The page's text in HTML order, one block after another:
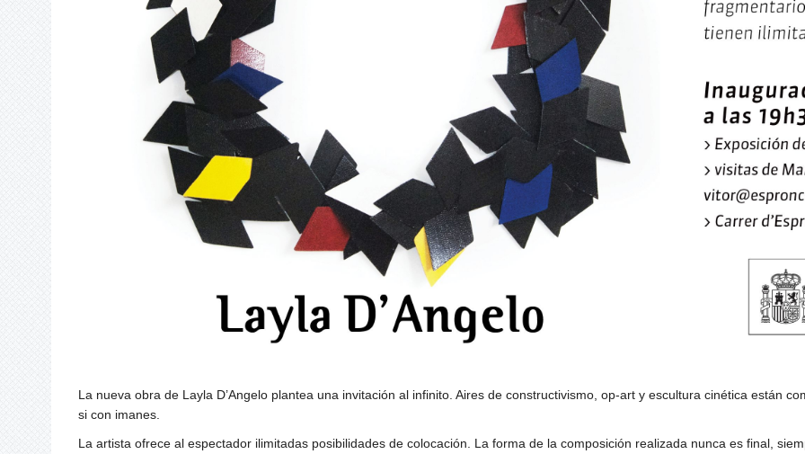
La nueva obra de Layla D’Angelo plantea una invitación al infinito. Aires de constructivismo, op-art y escultura cinética están
si con imanes.
La artista ofrece al espectador ilimitadas posibilidades de colocación. La forma de la composición realizada nunca es final,